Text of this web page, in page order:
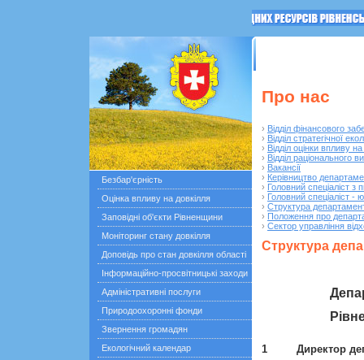
Безбар'єрність
Оцінка впливу на довкілля
Заповідні об'єкти Рівненщини
Моніторинг стану довкілля
Доповідь про стан довкілля області
Інформаційно-просвітницькі заходи
Адміністративні послуги
Природоохоронні фонди
Звернення громадян
Екологічний календар
Про нас
› Відділ фінансового
› Відділ стратегічної
› Відділ оцінки впливу
› Відділ раціонального
› Вакансії
› Керівництво
› Головний спеціаліст з
› Головний спеціаліст -
› Структура
› Положення про
› Сектор управління
Структура
1
Директор